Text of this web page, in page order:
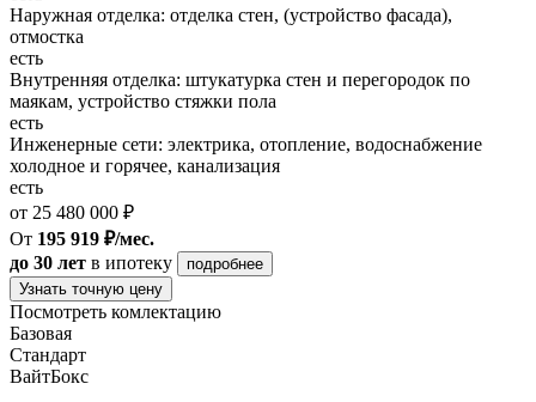
Наружная отделка: отделка стен, (устройство фасада),
отмостка
есть
Внутренняя отделка: штукатурка стен и перегородок по
маякам, устройство стяжки пола
есть
Инженерные сети: электрика, отопление, водоснабжение
холодное и горячее, канализация
есть
от 25 480 000 ₽
От 195 919 ₽/мес.
до 30 лет в ипотеку
подробнее
Узнать точную цену
Посмотреть комлектацию
Базовая
Стандарт
ВайтБокс